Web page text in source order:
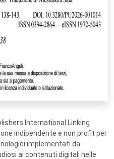
International Linking
indipendente e non profit per
implementati da
ai contenuti digitali nelle